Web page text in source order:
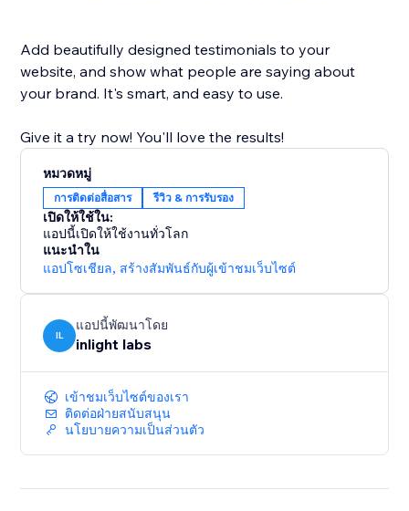
Add beautifully designed testimonials to your
website, and show what people are saying about
your brand. It's smart, and easy to use.
Give it a try now! You'll love the results!
หมวดหมู่
การติดต่อสื่อสาร รีวิว & การรับรอง
เปิดให้ใช้ใน:
แอปนี้เปิดให้ใช้งานทั่วโลก
แนะนำใน
แอปโซเชียล, สร้างสัมพันธ์กับผู้เข้าชมเว็บไซต์
IL
แอปนี้พัฒนาโดย
inlight labs
เข้าชมเว็บไซต์ของเรา
ติดต่อฝ่ายสนับสนุน
นโยบายความเป็นส่วนตัว